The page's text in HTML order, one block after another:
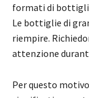
formati di
Le bottiglie di
riempire.
attenzione
Per questo